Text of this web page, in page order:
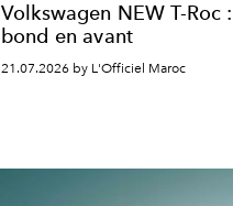
Volkswagen NEW T-Roc
bond en avant
21.07.2026 by L'Officiel Maroc